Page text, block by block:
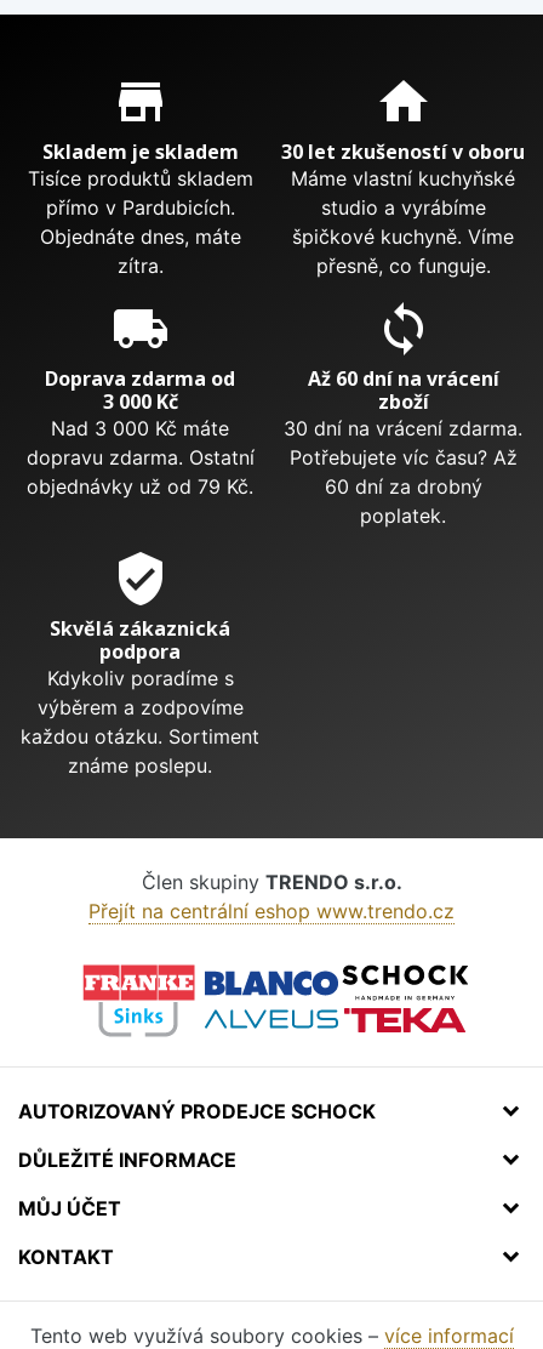
Proč nakupovat u nás?
store_mall_directory
Skladem je skladem
Tisíce produktů skladem
přímo v Pardubicích.
Objednáte dnes, máte
zítra.
home
30 let zkušeností v oboru
Máme vlastní kuchyňské
studio a vyrábíme
špičkové kuchyně. Víme
přesně, co funguje.
local_shipping
Doprava zdarma od
3 000 Kč
Nad 3 000 Kč máte
dopravu zdarma. Ostatní
objednávky už od 79 Kč.
sync
Až 60 dní na vrácení
zboží
30 dní na vrácení zdarma.
Potřebujete víc času? Až
60 dní za drobný
poplatek.
verified_user
Skvělá zákaznická
podpora
Kdykoliv poradíme s
výběrem a zodpovíme
každou otázku. Sortiment
známe poslepu.
Člen skupiny TRENDO s.r.o.
Přejít na centrální eshop www.trendo.cz
AUTORIZOVANÝ PRODEJCE SCHOCK
DŮLEŽITÉ INFORMACE
MŮJ ÚČET
KONTAKT
Tento web využívá soubory cookies – více informací